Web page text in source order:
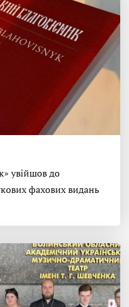
увійшов до
фахових видань